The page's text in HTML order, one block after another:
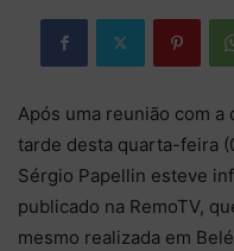
Após uma reunião com a
tarde desta quarta-feira
Sérgio Papellin esteve
publicado na RemoTV,
mesmo realizada em